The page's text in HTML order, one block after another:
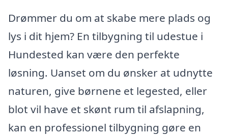
Drømmer du om at skabe mere plads og
lys i dit hjem? En tilbygning til udestue i
Hundested kan være den perfekte
løsning. Uanset om du ønsker at udnytte
naturen, give børnene et legested, eller
blot vil have et skønt rum til afslapning,
kan en professionel tilbygning gøre en